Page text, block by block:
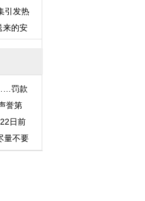
引发热
来的安
罚款
誉第
日前
量不要